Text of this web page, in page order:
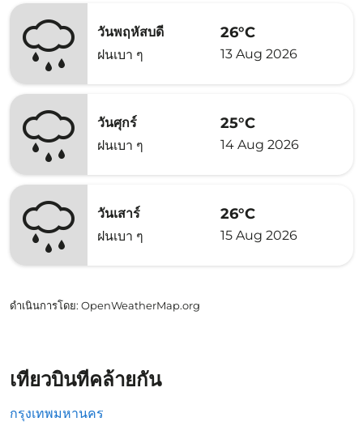
วันพฤหัสบดี
ฝนเบา ๆ
26°C
13 Aug 2026
วันศุกร์
ฝนเบา ๆ
25°C
14 Aug 2026
วันเสาร์
ฝนเบา ๆ
26°C
15 Aug 2026
ดำเนินการโดย: OpenWeatherMap.org
เที่ยวบินที่คล้ายกัน
กรุงเทพมหานคร